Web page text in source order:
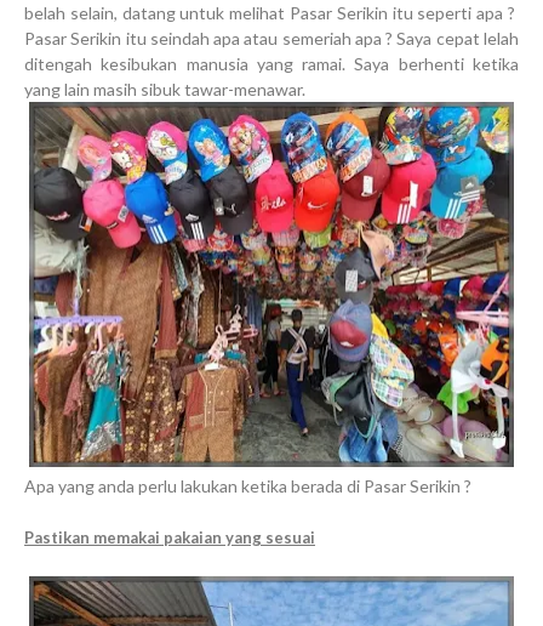
belah selain, datang untuk melihat Pasar Serikin itu seperti apa ?
Pasar Serikin itu seindah apa atau semeriah apa ? Saya cepat lelah
ditengah kesibukan manusia yang ramai. Saya berhenti ketika
yang lain masih sibuk tawar-menawar.
Apa yang anda perlu lakukan ketika berada di Pasar Serikin ?
Pastikan memakai pakaian yang sesuai